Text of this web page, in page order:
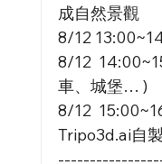
成自然景觀
8/12
8/12
車、城堡… )
8/12
Tripo3d.ai自